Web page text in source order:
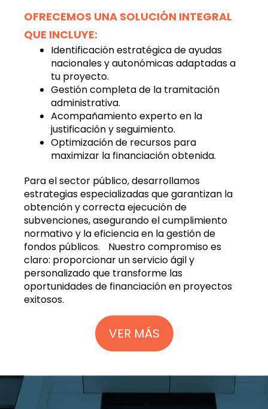
OFRECEMOS UNA SOLUCIÓN INTEGRAL
QUE INCLUYE:
Identificación estratégica de ayudas
nacionales y autonómicas adaptadas a
tu proyecto.
Gestión completa de la tramitación
administrativa.
Acompañamiento experto en la
justificación y seguimiento.
Optimización de recursos para
maximizar la financiación obtenida.
Para el sector público, desarrollamos
estrategias especializadas que garantizan la
obtención y correcta ejecución de
subvenciones, asegurando el cumplimiento
normativo y la eficiencia en la gestión de
fondos públicos. Nuestro compromiso es
claro: proporcionar un servicio ágil y
personalizado que transforme las
oportunidades de financiación en proyectos
exitosos.
VER MÁS